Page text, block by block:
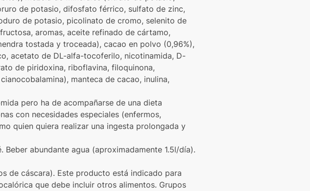
de potasio, difosfato férrico, sulfato de zinc,
de potasio, picolinato de cromo, selenito de
aromas, aceite refinado de cártamo,
tostada y troceada), cacao en polvo (0,96%),
acetato de DL-alfa-tocoferilo, nicotinamida, D-
de piridoxina, riboflavina, filoquinona,
manteca de cacao, inulina,
pero ha de acompañarse de una dieta
con necesidades especiales (enfermos,
quien quiera realizar una ingesta prolongada y
abundante agua (aproximadamente 1.5l/día).
de cáscara). Este producto está indicado para
que debe incluir otros alimentos. Grupos